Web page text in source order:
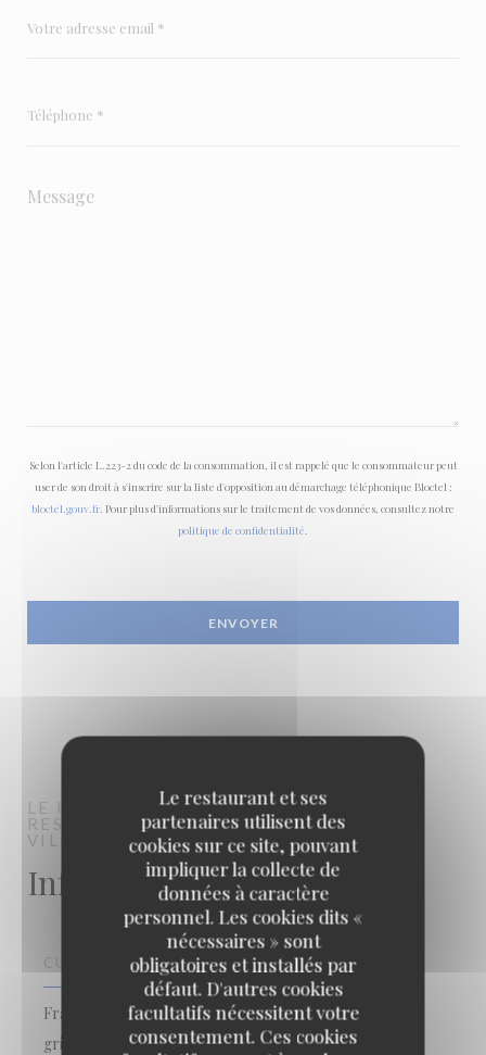
Le restaurant et ses
partenaires utilisent des
cookies sur ce site, pouvant
impliquer la collecte de
données à caractère
personnel. Les cookies dits «
nécessaires » sont
obligatoires et installés par
défaut. D'autres cookies
facultatifs nécessitent votre
consentement. Ces cookies
Selon l'article L.223-2 du code de la consommation, il est rappelé que le consommateur peut
user de son droit à s'inscrire sur la liste d'opposition au démarchage téléphonique Bloctel :
bloctel.gouv.fr. Pour plus d'informations sur le traitement de vos données, consultez notre
politique de confidentialité
LE KUZU
RESTAURANT TRADITIONNEL
VILLEJUIF
Infos pratiques
CUISINE
Française, Cocktails, Burger, Salades, Viandes et
grillades, Fait maison, Produits frais, Cuisine